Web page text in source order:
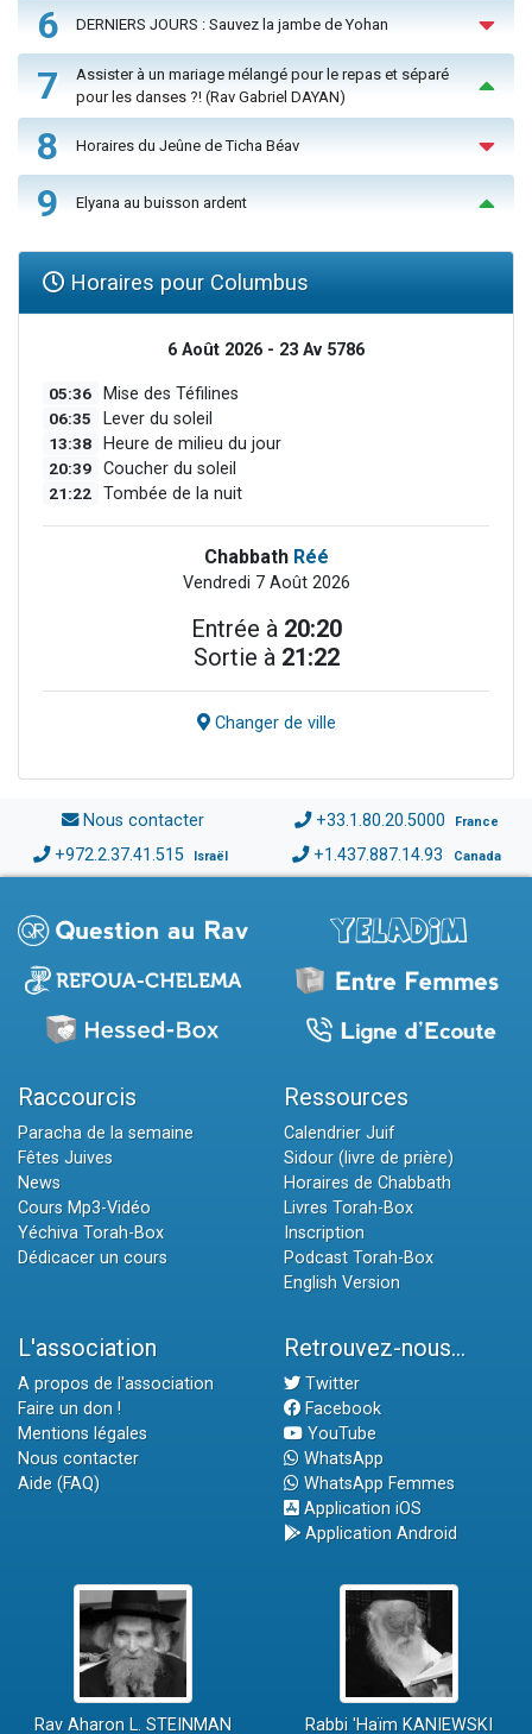
6 DERNIERS JOURS : Sauvez la jambe de Yohan
7
Assister à un mariage mélangé pour le repas et séparé
pour les danses ?! (Rav Gabriel DAYAN)
8 Horaires du Jeûne de Ticha Béav
9 Elyana au buisson ardent
Horaires pour Columbus
6 Août 2026 - 23 Av 5786
05:36 Mise des Téfilines
06:35 Lever du soleil
13:38 Heure de milieu du jour
20:39 Coucher du soleil
21:22 Tombée de la nuit
Chabbath Réé
Vendredi 7 Août 2026
Entrée à 20:20
Sortie à 21:22
Changer de ville
Nous contacter +33.1.80.20.5000 France
+972.2.37.41.515 Israël +1.437.887.14.93 Canada
Raccourcis
Paracha de la semaine
Fêtes Juives
News
Cours Mp3-Vidéo
Yéchiva Torah-Box
Dédicacer un cours
Ressources
Calendrier Juif
Sidour (livre de prière)
Horaires de Chabbath
Livres Torah-Box
Inscription
Podcast Torah-Box
English Version
L'association
A propos de l'association
Faire un don !
Mentions légales
Nous contacter
Aide (FAQ)
Retrouvez-nous...
Twitter
Facebook
YouTube
WhatsApp
WhatsApp Femmes
Application iOS
Application Android
Rav Aharon L. STEINMAN Rabbi 'Haïm KANIEWSKI